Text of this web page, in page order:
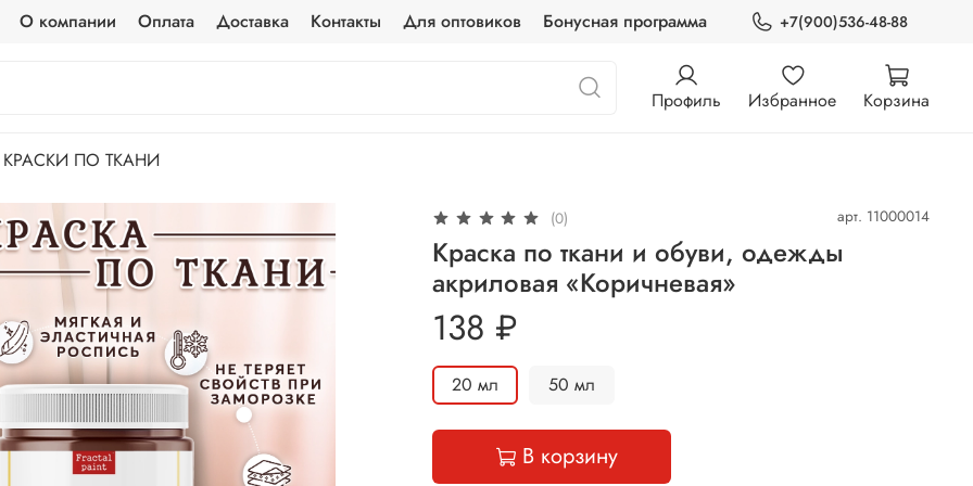
О компании Оплата Доставка Контакты Для оптовиков Бонусная программа +7(900)536-48-88
Профиль Избранное Корзина
КРАСКИ ПО ТКАНИ
(0) арт. 11000014
Краска по ткани и обуви, одежды
акриловая «Коричневая»
138 ₽
20 мл 50 мл
В корзину